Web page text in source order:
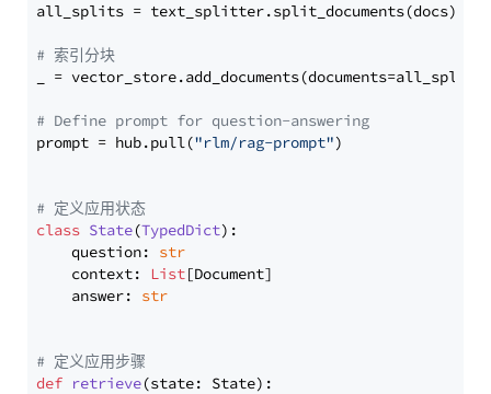
all_splits = text_splitter.split_documents(docs)
# 索引分块
_ = vector_store.add_documents(documents=all_splits)
# Define prompt for question-answering
prompt = hub.pull("rlm/rag-prompt")
# 定义应用状态
class State(TypedDict):
    question:
str
    context:
List[Document]
    answer:
str
# 定义应用步骤
def retrieve(state: State):